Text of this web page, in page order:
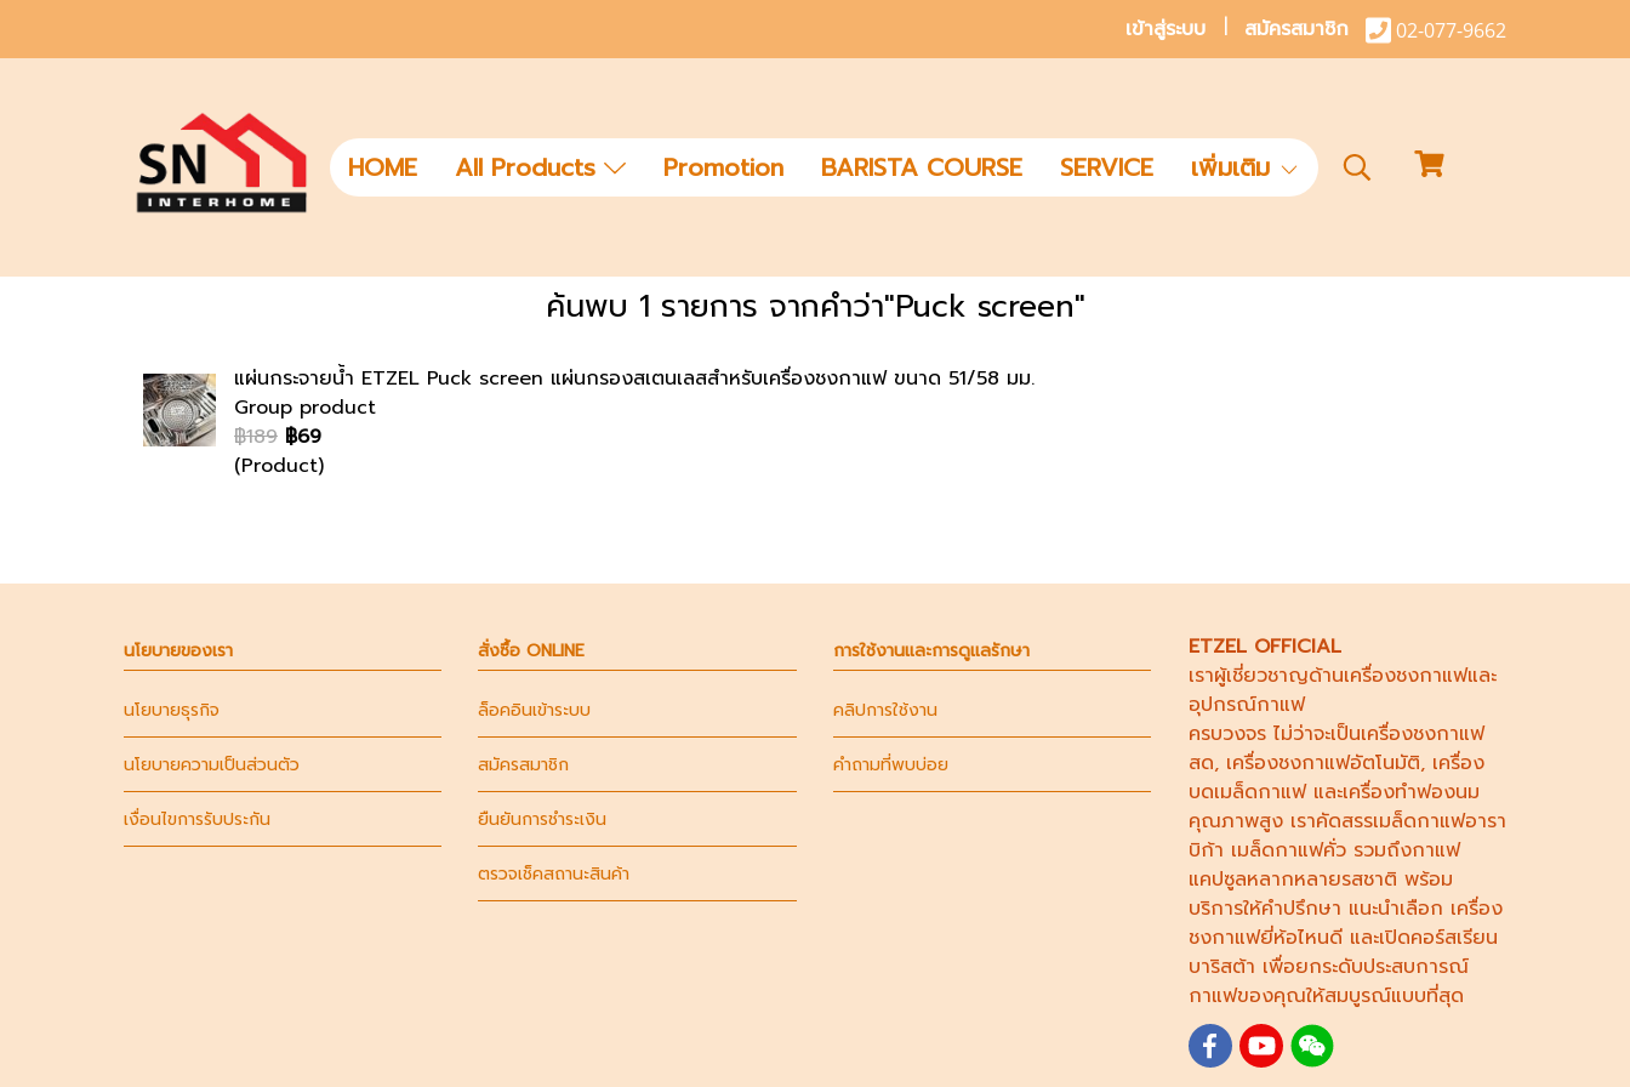
เข้าสู่ระบบ สมัครสมาชิก 02-077-9662
HOME All Products Promotion BARISTA COURSE SERVICE เพิ่มเติม
ค้นพบ 1 รายการ จากคำว่า"Puck screen"
แผ่นกระจายน้ำ ETZEL Puck screen แผ่นกรองสเตนเลสสำหรับเครื่องชงกาแฟ ขนาด 51/58 มม.
Group product
฿189 ฿69
(Product)
นโยบายของเรา
นโยบายธุรกิจ
นโยบายความเป็นส่วนตัว
เงื่อนไขการรับประกัน
สั่งซื้อ ONLINE
ล็อคอินเข้าระบบ
สมัครสมาชิก
ยืนยันการชำระเงิน
ตรวจเช็คสถานะสินค้า
การใช้งานและการดูแลรักษา
คลิปการใช้งาน
คำถามที่พบบ่อย
ETZEL OFFICIAL
เราผู้เชี่ยวชาญด้านเครื่องชงกาแฟและ
อุปกรณ์กาแฟ
ครบวงจร ไม่ว่าจะเป็นเครื่องชงกาแฟ
สด, เครื่องชงกาแฟอัตโนมัติ, เครื่อง
บดเมล็ดกาแฟและเครื่องทำฟองนม
คุณภาพสูง เราคัดสรรเมล็ดกาแฟอารา
บิก้า เมล็ดกาแฟคั่ว รวมถึงกาแฟ
แคปซูลหลากหลายรสชาติ พร้อม
บริการให้คำปรึกษา แนะนำเลือก เครื่อง
ชงกาแฟยี่ห้อไหนดีและเปิดคอร์สเรียน
บาริสต้า เพื่อยกระดับประสบการณ์
กาแฟของคุณให้สมบูรณ์แบบที่สุด